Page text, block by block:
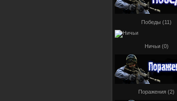
Победы (11)
Ничьи (0)
Поражения (2)